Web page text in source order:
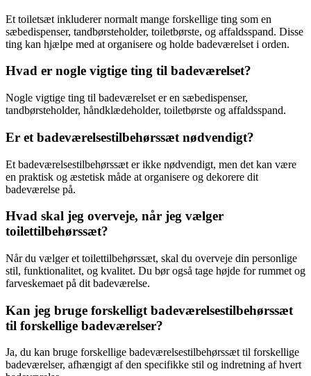
Et toiletsæt inkluderer normalt mange forskellige ting som en
sæbedispenser, tandbørsteholder, toiletbørste, og affaldsspand. Disse
ting kan hjælpe med at organisere og holde badeværelset i orden.
Hvad er nogle vigtige ting til badeværelset?
Nogle vigtige ting til badeværelset er en sæbedispenser,
tandbørsteholder, håndklædeholder, toiletbørste og affaldsspand.
Er et badeværelsestilbehørssæt nødvendigt?
Et badeværelsestilbehørssæt er ikke nødvendigt, men det kan være
en praktisk og æstetisk måde at organisere og dekorere dit
badeværelse på.
Hvad skal jeg overveje, når jeg vælger
toilettilbehørssæt?
Når du vælger et toilettilbehørssæt, skal du overveje din personlige
stil, funktionalitet, og kvalitet. Du bør også tage højde for rummet og
farveskemaet på dit badeværelse.
Kan jeg bruge forskelligt badeværelsestilbehørssæt
til forskellige badeværelser?
Ja, du kan bruge forskellige badeværelsestilbehørssæt til forskellige
badeværelser, afhængigt af den specifikke stil og indretning af hvert